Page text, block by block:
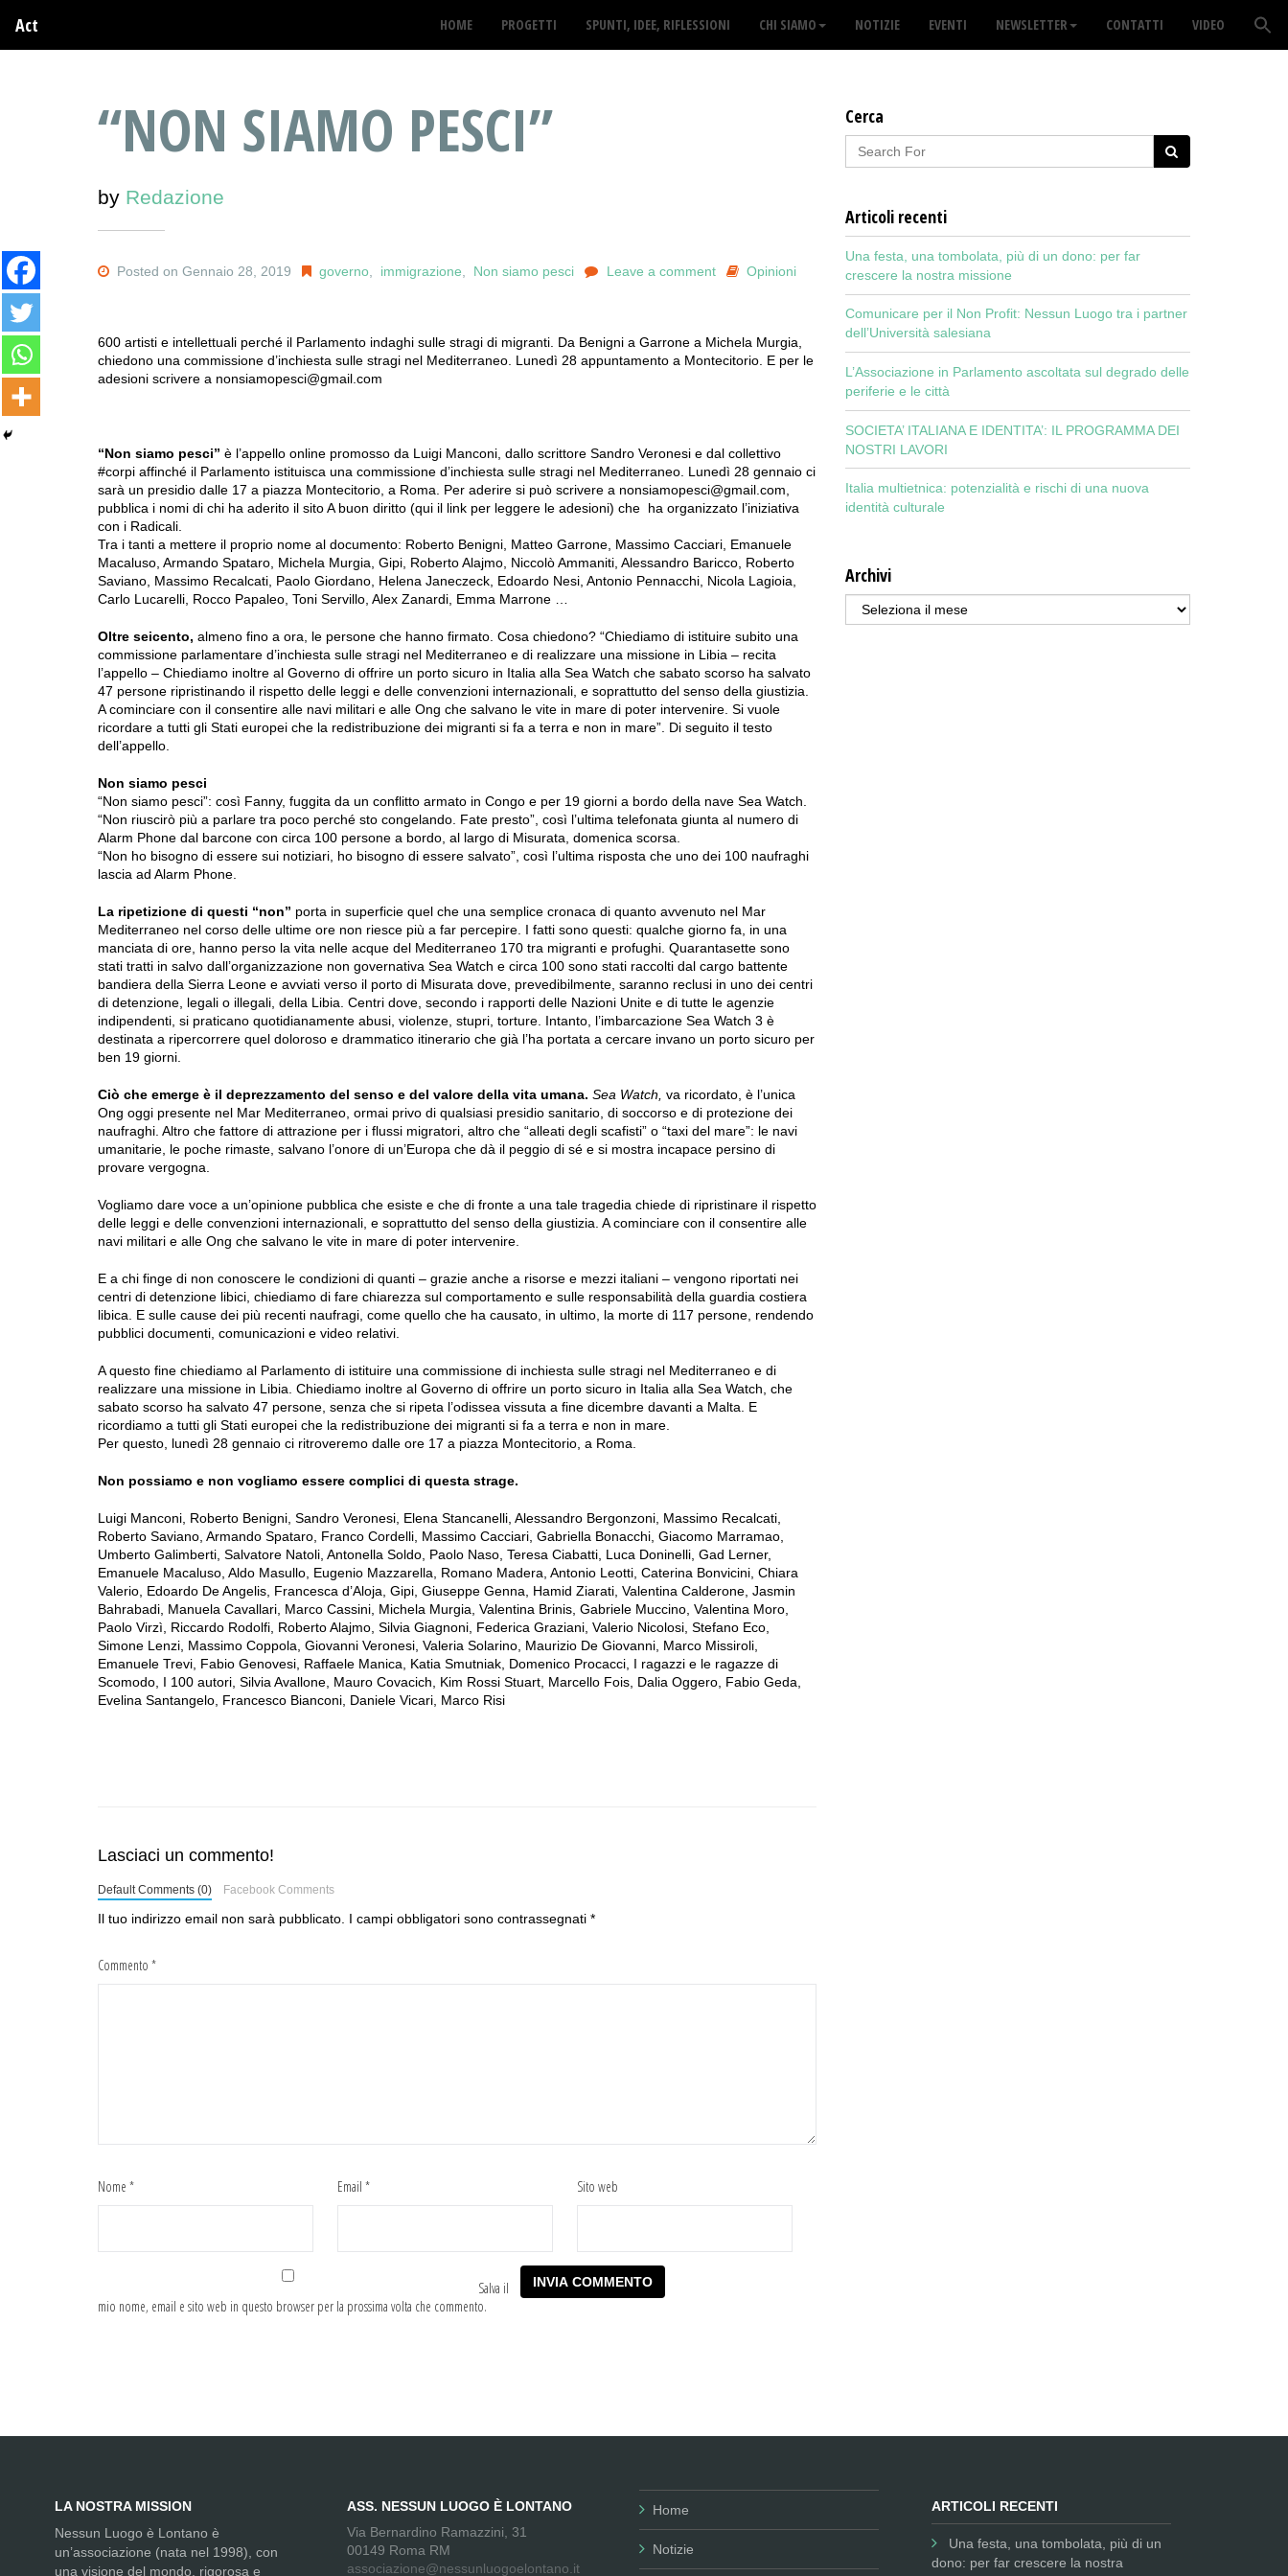
Act HOME PROGETTI SPUNTI, IDEE, RIFLESSIONI CHI SIAMO NOTIZIE EVENTI NEWSLETTER CONTATTI VIDEO
“NON SIAMO PESCI”
by Redazione
Posted on Gennaio 28, 2019 governo, immigrazione, Non siamo pesci Leave a comment Opinioni
600 artisti e intellettuali perché il Parlamento indaghi sulle stragi di migranti. Da Benigni a Garrone a Michela Murgia,
chiedono una commissione d’inchiesta sulle stragi nel Mediterraneo. Lunedì 28 appuntamento a Montecitorio. E per le
adesioni scrivere a nonsiamopesci@gmail.com
“Non siamo pesci” è l’appello online promosso da Luigi Manconi, dallo scrittore Sandro Veronesi e dal collettivo
#corpi affinché il Parlamento istituisca una commissione d’inchiesta sulle stragi nel Mediterraneo. Lunedì 28 gennaio ci
sarà un presidio dalle 17 a piazza Montecitorio, a Roma. Per aderire si può scrivere a nonsiamopesci@gmail.com,
pubblica i nomi di chi ha aderito il sito A buon diritto (qui il link per leggere le adesioni) che ha organizzato l’iniziativa
con i Radicali.
Tra i tanti a mettere il proprio nome al documento: Roberto Benigni, Matteo Garrone, Massimo Cacciari, Emanuele
Macaluso, Armando Spataro, Michela Murgia, Gipi, Roberto Alajmo, Niccolò Ammaniti, Alessandro Baricco, Roberto
Saviano, Massimo Recalcati, Paolo Giordano, Helena Janeczeck, Edoardo Nesi, Antonio Pennacchi, Nicola Lagioia,
Carlo Lucarelli, Rocco Papaleo, Toni Servillo, Alex Zanardi, Emma Marrone …
Oltre seicento, almeno fino a ora, le persone che hanno firmato. Cosa chiedono? “Chiediamo di istituire subito una
commissione parlamentare d’inchiesta sulle stragi nel Mediterraneo e di realizzare una missione in Libia – recita
l’appello – Chiediamo inoltre al Governo di offrire un porto sicuro in Italia alla Sea Watch che sabato scorso ha salvato
47 persone ripristinando il rispetto delle leggi e delle convenzioni internazionali, e soprattutto del senso della giustizia.
A cominciare con il consentire alle navi militari e alle Ong che salvano le vite in mare di poter intervenire. Si vuole
ricordare a tutti gli Stati europei che la redistribuzione dei migranti si fa a terra e non in mare”. Di seguito il testo
dell’appello.
Non siamo pesci
“Non siamo pesci”: così Fanny, fuggita da un conflitto armato in Congo e per 19 giorni a bordo della nave Sea Watch.
“Non riuscirò più a parlare tra poco perché sto congelando. Fate presto”, così l’ultima telefonata giunta al numero di
Alarm Phone dal barcone con circa 100 persone a bordo, al largo di Misurata, domenica scorsa.
“Non ho bisogno di essere sui notiziari, ho bisogno di essere salvato”, così l’ultima risposta che uno dei 100 naufraghi
lascia ad Alarm Phone.
La ripetizione di questi “non” porta in superficie quel che una semplice cronaca di quanto avvenuto nel Mar
Mediterraneo nel corso delle ultime ore non riesce più a far percepire. I fatti sono questi: qualche giorno fa, in una
manciata di ore, hanno perso la vita nelle acque del Mediterraneo 170 tra migranti e profughi. Quarantasette sono
stati tratti in salvo dall’organizzazione non governativa Sea Watch e circa 100 sono stati raccolti dal cargo battente
bandiera della Sierra Leone e avviati verso il porto di Misurata dove, prevedibilmente, saranno reclusi in uno dei centri
di detenzione, legali o illegali, della Libia. Centri dove, secondo i rapporti delle Nazioni Unite e di tutte le agenzie
indipendenti, si praticano quotidianamente abusi, violenze, stupri, torture. Intanto, l’imbarcazione Sea Watch 3 è
destinata a ripercorrere quel doloroso e drammatico itinerario che già l’ha portata a cercare invano un porto sicuro per
ben 19 giorni.
Ciò che emerge è il deprezzamento del senso e del valore della vita umana. Sea Watch, va ricordato, è l’unica
Ong oggi presente nel Mar Mediterraneo, ormai privo di qualsiasi presidio sanitario, di soccorso e di protezione dei
naufraghi. Altro che fattore di attrazione per i flussi migratori, altro che “alleati degli scafisti” o “taxi del mare”: le navi
umanitarie, le poche rimaste, salvano l’onore di un’Europa che dà il peggio di sé e si mostra incapace persino di
provare vergogna.
Vogliamo dare voce a un’opinione pubblica che esiste e che di fronte a una tale tragedia chiede di ripristinare il rispetto
delle leggi e delle convenzioni internazionali, e soprattutto del senso della giustizia. A cominciare con il consentire alle
navi militari e alle Ong che salvano le vite in mare di poter intervenire.
E a chi finge di non conoscere le condizioni di quanti – grazie anche a risorse e mezzi italiani – vengono riportati nei
centri di detenzione libici, chiediamo di fare chiarezza sul comportamento e sulle responsabilità della guardia costiera
libica. E sulle cause dei più recenti naufragi, come quello che ha causato, in ultimo, la morte di 117 persone, rendendo
pubblici documenti, comunicazioni e video relativi.
A questo fine chiediamo al Parlamento di istituire una commissione di inchiesta sulle stragi nel Mediterraneo e di
realizzare una missione in Libia. Chiediamo inoltre al Governo di offrire un porto sicuro in Italia alla Sea Watch, che
sabato scorso ha salvato 47 persone, senza che si ripeta l’odissea vissuta a fine dicembre davanti a Malta. E
ricordiamo a tutti gli Stati europei che la redistribuzione dei migranti si fa a terra e non in mare.
Per questo, lunedì 28 gennaio ci ritroveremo dalle ore 17 a piazza Montecitorio, a Roma.
Non possiamo e non vogliamo essere complici di questa strage.
Luigi Manconi, Roberto Benigni, Sandro Veronesi, Elena Stancanelli, Alessandro Bergonzoni, Massimo Recalcati,
Roberto Saviano, Armando Spataro, Franco Cordelli, Massimo Cacciari, Gabriella Bonacchi, Giacomo Marramao,
Umberto Galimberti, Salvatore Natoli, Antonella Soldo, Paolo Naso, Teresa Ciabatti, Luca Doninelli, Gad Lerner,
Emanuele Macaluso, Aldo Masullo, Eugenio Mazzarella, Romano Madera, Antonio Leotti, Caterina Bonvicini, Chiara
Valerio, Edoardo De Angelis, Francesca d’Aloja, Gipi, Giuseppe Genna, Hamid Ziarati, Valentina Calderone, Jasmin
Bahrabadi, Manuela Cavallari, Marco Cassini, Michela Murgia, Valentina Brinis, Gabriele Muccino, Valentina Moro,
Paolo Virzì, Riccardo Rodolfi, Roberto Alajmo, Silvia Giagnoni, Federica Graziani, Valerio Nicolosi, Stefano Eco,
Simone Lenzi, Massimo Coppola, Giovanni Veronesi, Valeria Solarino, Maurizio De Giovanni, Marco Missiroli,
Emanuele Trevi, Fabio Genovesi, Raffaele Manica, Katia Smutniak, Domenico Procacci, I ragazzi e le ragazze di
Scomodo, I 100 autori, Silvia Avallone, Mauro Covacich, Kim Rossi Stuart, Marcello Fois, Dalia Oggero, Fabio Geda,
Evelina Santangelo, Francesco Bianconi, Daniele Vicari, Marco Risi
Lasciaci un commento!
Default Comments (0) Facebook Comments
Il tuo indirizzo email non sarà pubblicato. I campi obbligatori sono contrassegnati *
Commento *
Nome * Email * Sito web
Salva il
mio nome, email e sito web in questo browser per la prossima volta che commento.
Cerca
Articoli recenti
Una festa, una tombolata, più di un dono: per far
crescere la nostra missione
Comunicare per il Non Profit: Nessun Luogo tra i partner
dell’Università salesiana
L’Associazione in Parlamento ascoltata sul degrado delle
periferie e le città
SOCIETA’ ITALIANA E IDENTITA’: IL PROGRAMMA DEI
NOSTRI LAVORI
Italia multietnica: potenzialità e rischi di una nuova
identità culturale
Archivi
Archivi
LA NOSTRA MISSION
Nessun Luogo è Lontano è
un’associazione (nata nel 1998), con
una visione del mondo, rigorosa e
ASS. NESSUN LUOGO È LONTANO
Via Bernardino Ramazzini, 31
00149 Roma RM
associazione@nessunluogoelontano.it
Home
Notizie
ARTICOLI RECENTI
Una festa, una tombolata, più di un
dono: per far crescere la nostra